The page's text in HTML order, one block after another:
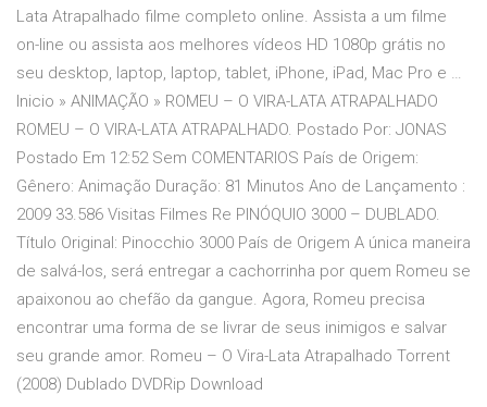
Lata Atrapalhado filme completo online. Assista a um filme
on-line ou assista aos melhores vídeos HD 1080p grátis no
seu desktop, laptop, laptop, tablet, iPhone, iPad, Mac Pro e …
Inicio » ANIMAÇÃO » ROMEU – O VIRA-LATA ATRAPALHADO
ROMEU – O VIRA-LATA ATRAPALHADO. Postado Por: JONAS
Postado Em 12:52 Sem COMENTARIOS País de Origem:
Gênero: Animação Duração: 81 Minutos Ano de Lançamento :
2009 33.586 Visitas Filmes Re PINÓQUIO 3000 – DUBLADO.
Título Original: Pinocchio 3000 País de Origem A única maneira
de salvá-los, será entregar a cachorrinha por quem Romeu se
apaixonou ao chefão da gangue. Agora, Romeu precisa
encontrar uma forma de se livrar de seus inimigos e salvar
seu grande amor. Romeu – O Vira-Lata Atrapalhado Torrent
(2008) Dublado DVDRip Download